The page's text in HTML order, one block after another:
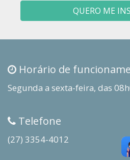
QUERO ME
Horário de
Segunda a sexta-feira, das
Telefone
(27) 3354-4012